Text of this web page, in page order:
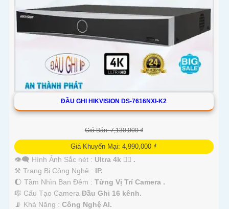
ĐẦU GHI HIKVISION DS-7616NXI-K2
Giá Bán: 7,130,000 ₫
Giá Khuyến Mại: 4,990,000 ₫
👁️‍🗨 Hình Ảnh Sắc nét : Ultra 4k 👍🏾 .
⚒ Trang Bị Công Nghệ : IP.
🌔 Tầm Nhìn Ban Đêm : Từng Vị Trí Camera .
🎼️ Cấu Tạo Camera Đầu Ghi 16 kênh.
️📡 Khả Năng : Công Nghệ AI.